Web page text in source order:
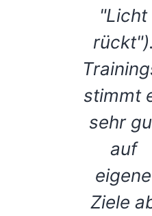
"Licht
rückt").
stimmt
sehr
auf
eigene
Ziele